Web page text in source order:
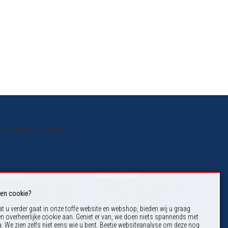
08:00 - 17:00
08:00 - 17:00
08:00 - 17:00
08:00 - 17:00
08:00 - 16:30
Handige links
Afvalsoorten
Soorten afvalcontainers
Contact
cookie?
u verder gaat in onze toffe website en webshop, bieden wij u graag
overheerlijke cookie aan. Geniet er van, we doen niets spannends met
We zien zelfs niet eens wie u bent. Beetje websiteanalyse om deze nog